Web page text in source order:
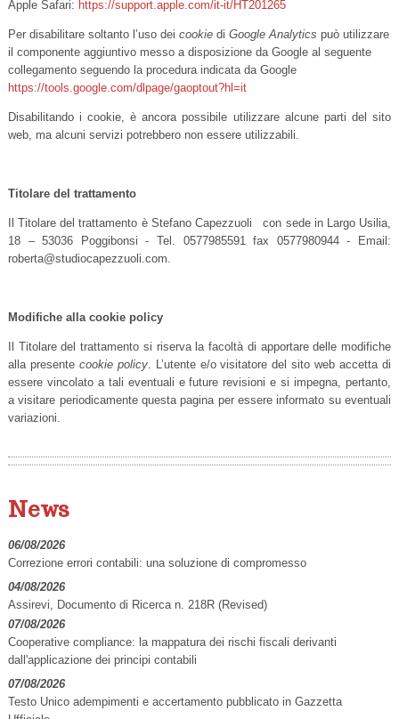
Apple Safari: https://support.apple.com/it-it/HT201265
Per disabilitare soltanto l’uso dei cookie di Google Analytics può utilizzare
il componente aggiuntivo messo a disposizione da Google al seguente
collegamento seguendo la procedura indicata da Google
https://tools.google.com/dlpage/gaoptout?hl=it
Disabilitando i cookie, è ancora possibile utilizzare alcune parti del sito
web, ma alcuni servizi potrebbero non essere utilizzabili.
Titolare del trattamento
Il Titolare del trattamento è Stefano Capezzuoli con sede in Largo Usilia,
18 – 53036 Poggibonsi - Tel. 0577985591 fax 0577980944 - Email:
roberta@studiocapezzuoli.com.
Modifiche alla cookie policy
Il Titolare del trattamento si riserva la facoltà di apportare delle modifiche
alla presente cookie policy. L’utente e/o visitatore del sito web accetta di
essere vincolato a tali eventuali e future revisioni e si impegna, pertanto,
a visitare periodicamente questa pagina per essere informato su eventuali
variazioni.
News
06/08/2026
Correzione errori contabili: una soluzione di compromesso
04/08/2026
Assirevi, Documento di Ricerca n. 218R (Revised)
07/08/2026
Cooperative compliance: la mappatura dei rischi fiscali derivanti
dall'applicazione dei principi contabili
07/08/2026
Testo Unico adempimenti e accertamento pubblicato in Gazzetta